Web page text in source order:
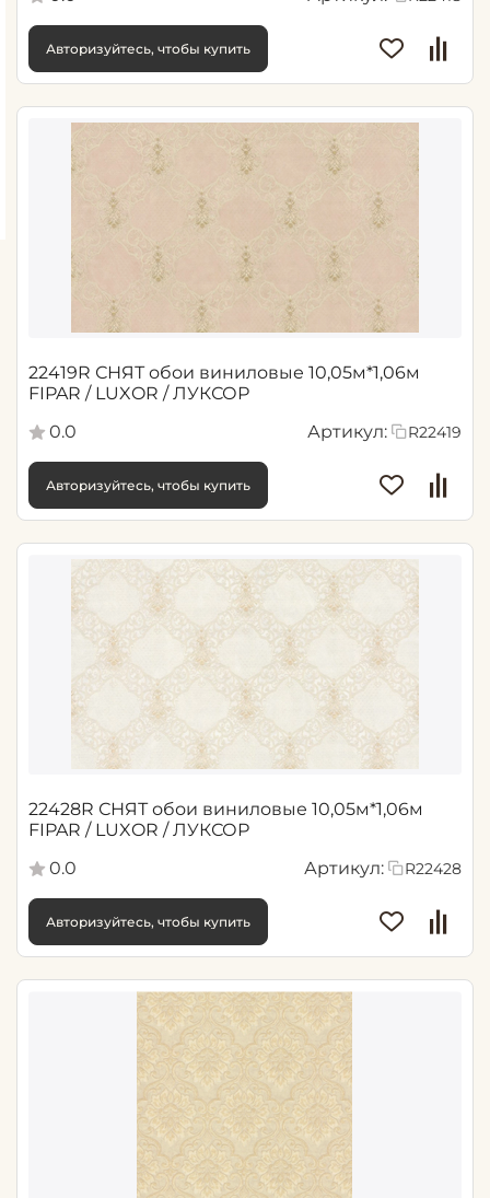
Авторизуйтесь, чтобы купить
22419R СНЯТ обои виниловые 10,05м*1,06м
FIPAR / LUXOR / ЛУКСОР
0.0
Артикул: R22419
Авторизуйтесь, чтобы купить
22428R СНЯТ обои виниловые 10,05м*1,06м
FIPAR / LUXOR / ЛУКСОР
0.0
Артикул: R22428
Авторизуйтесь, чтобы купить